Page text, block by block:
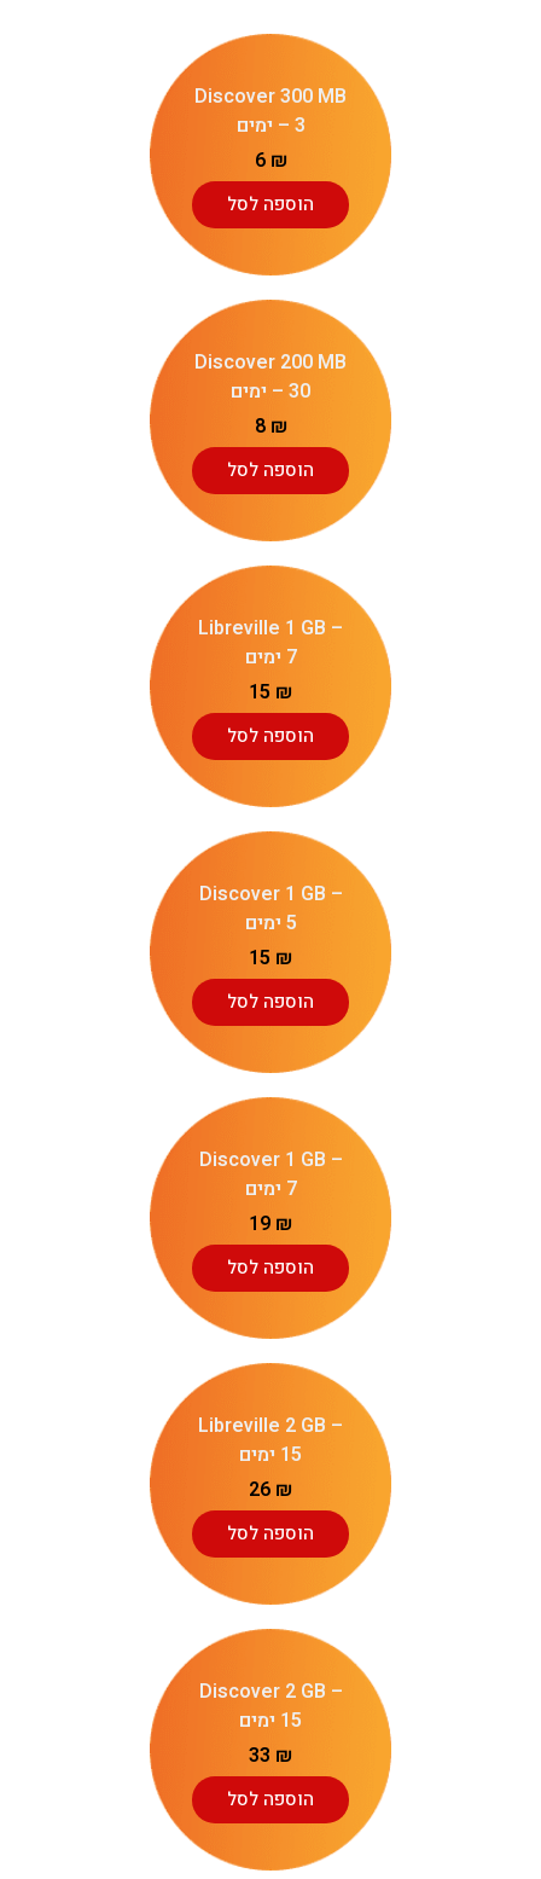
Discover 300 MB
– 3 ימים
6 ₪
הוספה לסל
Discover 200 MB
– 30 ימים
8 ₪
הוספה לסל
Libreville 1 GB –
7 ימים
15 ₪
הוספה לסל
Discover 1 GB –
5 ימים
15 ₪
הוספה לסל
Discover 1 GB –
7 ימים
19 ₪
הוספה לסל
Libreville 2 GB –
15 ימים
26 ₪
הוספה לסל
Discover 2 GB –
15 ימים
33 ₪
הוספה לסל